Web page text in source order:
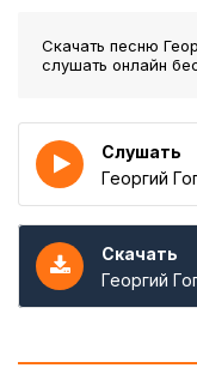
Скачать песню
слушать онлайн
Слушать
Георгий
Скачать
Георгий